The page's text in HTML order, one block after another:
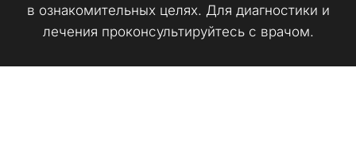
в ознакомительных целях. Для диагностики и
лечения проконсультируйтесь с врачом.